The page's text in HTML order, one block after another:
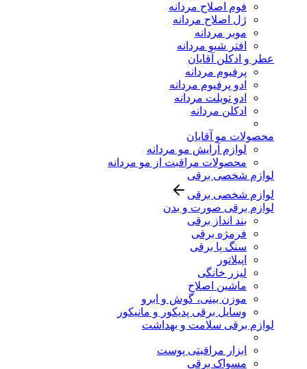
فوم اصلاح مردانه
ژل اصلاح مردانه
موبر مردانه
افتر شیو مردانه
عطر و ادکلن آقایان
پرفیوم مردانه
ادو پرفیوم مردانه
ادو تویلت مردانه
ادکلن مردانه
محصولات مو آقایان
لوازم آرایش مو مردانه
محصولات مراقبت از مو مردانه
لوازم شخصی برقی
لوازم شخصی برقی
لوازم برقی صورت و بدن
بند انداز برقی
فرمژه برقی
سنگ پا برقی
اپیلاتور
لیزر خانگی
ماشین اصلاح
موزن بینی، گوش و ابرو
وسایل برقی پدیکور و مانیکور
لوازم برقی سلامت و بهداشت
ابزار مراقبتی پوست
مسواک برقی